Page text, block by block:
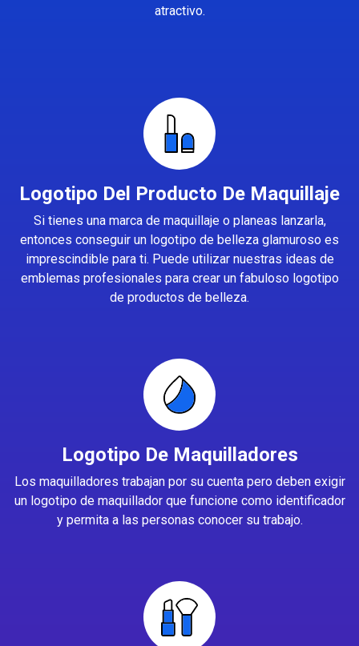
atractivo.
Logotipo Del Producto De Maquillaje
Si tienes una marca de maquillaje o planeas lanzarla,
entonces conseguir un logotipo de belleza glamuroso es
imprescindible para ti. Puede utilizar nuestras ideas de
emblemas profesionales para crear un fabuloso logotipo
de productos de belleza.
Logotipo De Maquilladores
Los maquilladores trabajan por su cuenta pero deben exigir
un logotipo de maquillador que funcione como identificador
y permita a las personas conocer su trabajo.